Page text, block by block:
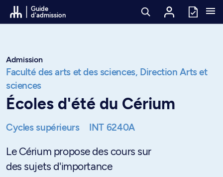
Passer au contenu
Guide
d'admission
Admission
Faculté des arts et des sciences, Direction Arts et
sciences
Écoles d'été du Cérium
Cycles supérieurs INT 6240A
Le Cérium propose des cours sur
des sujets d'importance